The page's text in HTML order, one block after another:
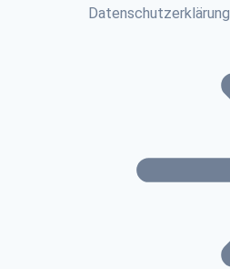
Datenschutzerklärung